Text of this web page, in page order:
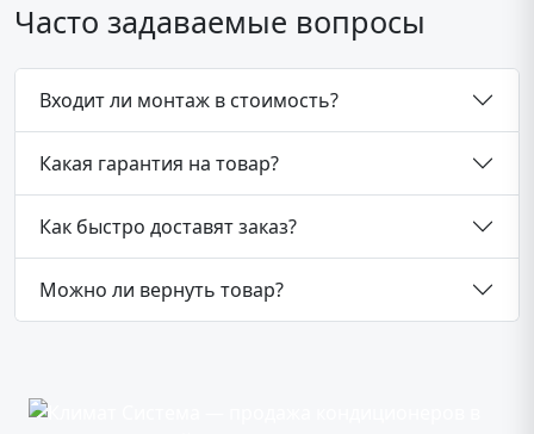
Часто задаваемые вопросы
Входит ли монтаж в стоимость?
Какая гарантия на товар?
Как быстро доставят заказ?
Можно ли вернуть товар?